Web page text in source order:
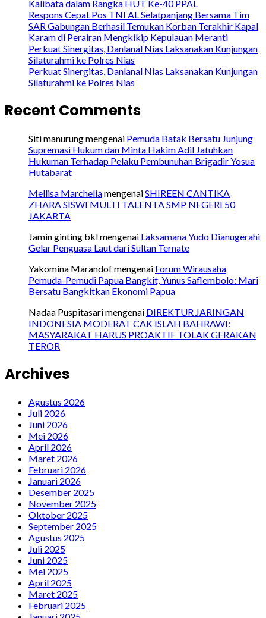
Kalibata dalam Rangka HUT Ke-40 PPAL
Respons Cepat Pos TNI AL Selatpanjang Bersama Tim
SAR Gabungan Berhasil Temukan Korban Terakhir Kapal
Karam di Perairan Mengkikip Kepulauan Meranti
Perkuat Sinergitas, Danlanal Nias Laksanakan Kunjungan
Silaturahmi ke Polres Nias
Perkuat Sinergitas, Danlanal Nias Laksanakan Kunjungan
Silaturahmi ke Polres Nias
Recent Comments
Siti manurungmengenai Pemuda Batak Bersatu Junjung
Supremasi Hukum dan Minta Hakim Adil Jatuhkan
Hukuman Terhadap Pelaku Pembunuhan Brigadir Yosua
Hutabarat
Mellisa MarcheliamengenaiSHIREEN CANTIKA
ZHARA SISWI MULTI TALENTA SMP NEGERI 50
JAKARTA
Jamin ginting bklmengenai Laksamana Yudo Dianugerahi
Gelar Penguasa Laut dari Sultan Ternate
Yakomina Marandofmengenai Forum Wirausaha
Pemuda-Pemudi Papua Bangkit, Yunus Saflembolo: Mari
Bersatu Bangkitkan Ekonomi Papua
Nadaa Puspitasarimengenai DIREKTUR JARINGAN
INDONESIA MODERAT CAK ISLAH BAHRAWI:
MASYARAKAT HARUS PROAKTIF TOLAK GERAKAN
TEROR
Archives
Agustus 2026
Juli 2026
Juni 2026
Mei 2026
April 2026
Maret 2026
Februari 2026
Januari 2026
Desember 2025
November 2025
Oktober 2025
September 2025
Agustus 2025
Juli 2025
Juni 2025
Mei 2025
April 2025
Maret 2025
Februari 2025